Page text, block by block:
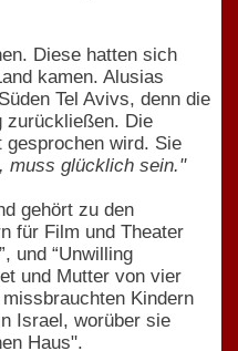
Diese hatten sich
kamen. Alusias
Tel Avivs, denn die
zurückließen. Die
gesprochen wird. Sie
muss glücklich sein."
gehört zu den
für Film und Theater
und “Unwilling
und Mutter von vier
Kindern
Israel, worüber sie
Haus".